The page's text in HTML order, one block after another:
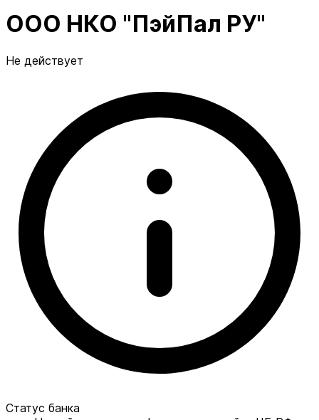
ООО НКО "ПэйПал РУ"
Не действует
Статус банка